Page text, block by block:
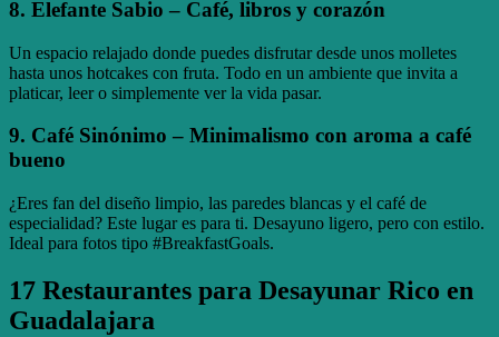
8. Elefante Sabio – Café, libros y corazón
Un espacio relajado donde puedes disfrutar desde unos molletes
hasta unos hotcakes con fruta. Todo en un ambiente que invita a
platicar, leer o simplemente ver la vida pasar.
9. Café Sinónimo – Minimalismo con aroma a café
bueno
¿Eres fan del diseño limpio, las paredes blancas y el café de
especialidad? Este lugar es para ti. Desayuno ligero, pero con estilo.
Ideal para fotos tipo #BreakfastGoals.
17 Restaurantes para Desayunar Rico en
Guadalajara